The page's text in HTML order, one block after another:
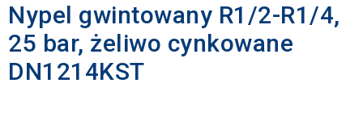
Nypel gwintowany R1/2-R1/4,
25 bar, żeliwo cynkowane
DN1214KST